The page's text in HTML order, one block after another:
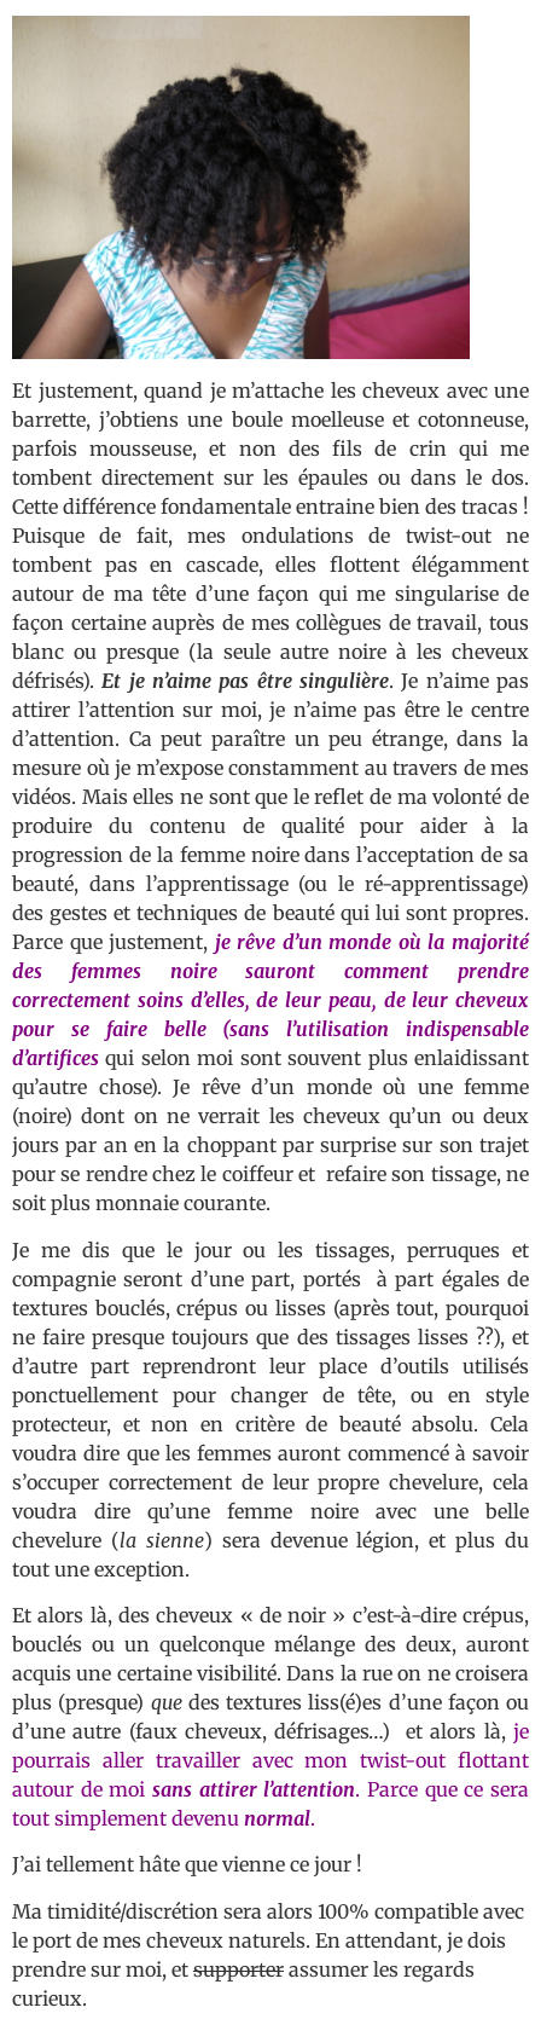
Et justement, quand je m’attache les cheveux avec une
barrette, j’obtiens une boule moelleuse et cotonneuse,
parfois mousseuse, et non des fils de crin qui me
tombent directement sur les épaules ou dans le dos.
Cette différence fondamentale entraine bien des tracas !
Puisque de fait, mes ondulations de twist-out ne
tombent pas en cascade, elles flottent élégamment
autour de ma tête d’une façon qui me singularise de
façon certaine auprès de mes collègues de travail, tous
blanc ou presque (la seule autre noire à les cheveux
défrisés).Et je n’aime pas être singulière. Je n’aime pas
attirer l’attention sur moi, je n’aime pas être le centre
d’attention. Ca peut paraître un peu étrange, dans la
mesure où je m’expose constamment au travers de mes
vidéos. Mais elles ne sont que le reflet de ma volonté de
produire du contenu de qualité pour aider à la
progression de la femme noire dans l’acceptation de sa
beauté, dans l’apprentissage (ou le ré-apprentissage)
des gestes et techniques de beauté qui lui sont propres.
Parce que justement, je rêve d’un monde où la majorité
des femmes noire sauront comment prendre
correctement soins d’elles, de leur peau, de leur cheveux
pour se faire belle (sans l’utilisation indispensable
d’artifices qui selon moi sont souvent plus enlaidissant
qu’autre chose). Je rêve d’un monde où une femme
(noire) dont on ne verrait les cheveux qu’un ou deux
jours par an en la choppant par surprise sur son trajet
pour se rendre chez le coiffeur et refaire son tissage, ne
soit plus monnaie courante.
Je me dis que le jour ou les tissages, perruques et
compagnie seront d’une part, portés à part égales de
textures bouclés, crépus ou lisses (après tout, pourquoi
ne faire presque toujours que des tissages lisses ??), et
d’autre part reprendront leur place d’outils utilisés
ponctuellement pour changer de tête, ou en style
protecteur, et non en critère de beauté absolu. Cela
voudra dire que les femmes auront commencé à savoir
s’occuper correctement de leur propre chevelure, cela
voudra dire qu’une femme noire avec une belle
chevelure (la sienne) sera devenue légion, et plus du
tout une exception.
Et alors là, des cheveux « de noir » c’est-à-dire crépus,
bouclés ou un quelconque mélange des deux, auront
acquis une certaine visibilité. Dans la rue on ne croisera
plus (presque) quedes textures liss(é)es d’une façon ou
d’une autre (faux cheveux, défrisages…) et alors là,je
pourrais aller travailler avec mon twist-out flottant
autour de moi sans attirer l’attention. Parce que ce sera
tout simplement devenu normal.
J’ai tellement hâte que vienne ce jour !
Ma timidité/discrétion sera alors 100% compatible avec
le port de mes cheveux naturels. En attendant, je dois
prendre sur moi, et supporter assumer les regards
curieux.